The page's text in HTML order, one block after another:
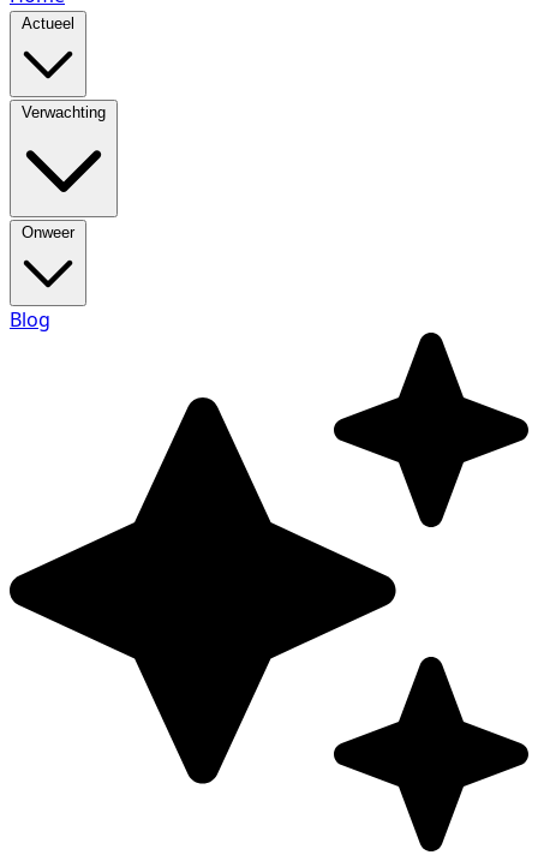
Actueel
Verwachting
Onweer
Blog